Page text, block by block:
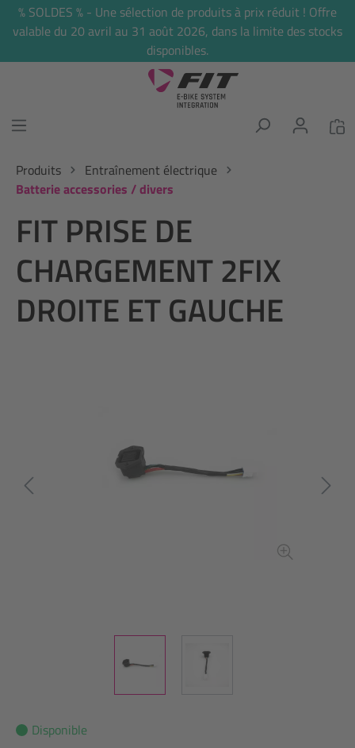
principal
% SOLDES % - Une sélection de produits à prix réduit ! Offre
valable du 20 avril au 31 août 2026, dans la limite des stocks
disponibles.
Produits
Entraînement électrique
Batterie accessories / divers
FIT PRISE DE
CHARGEMENT 2FIX
DROITE ET GAUCHE
Disponible